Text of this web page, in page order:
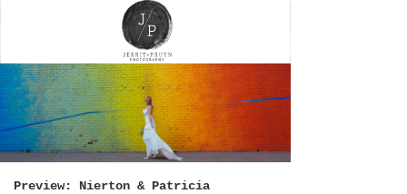
Preview: Nierton & Patricia